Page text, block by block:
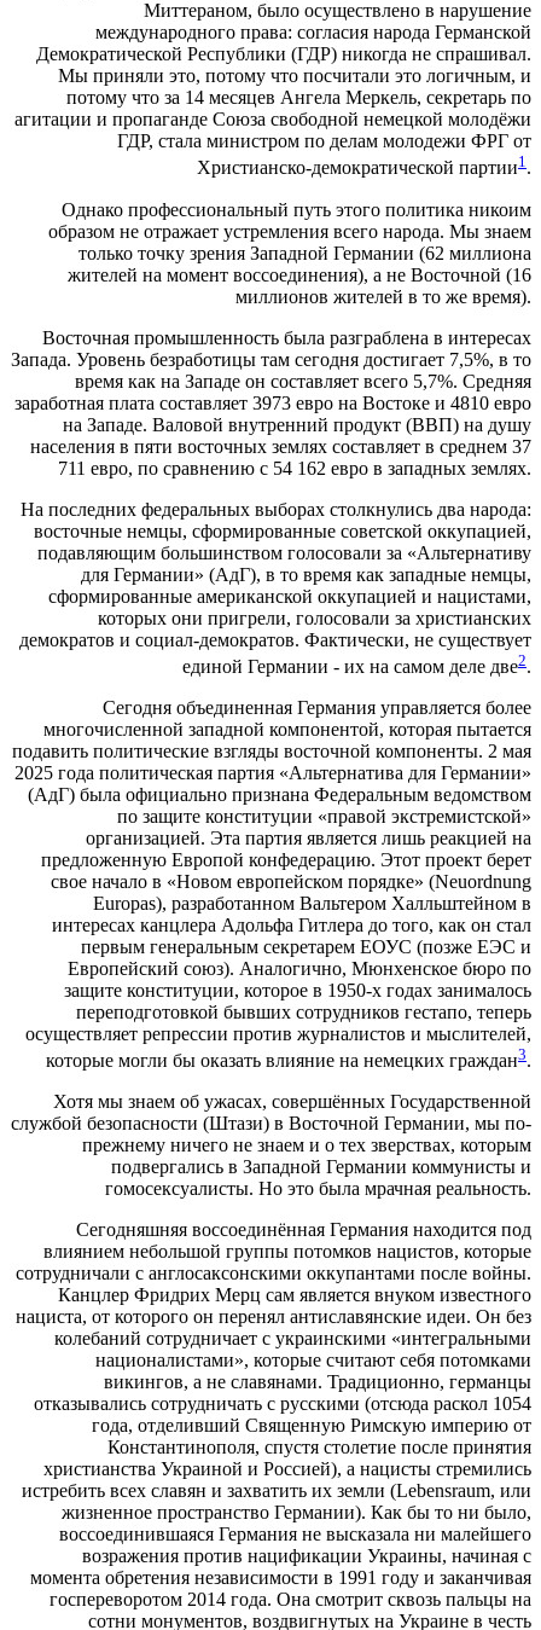
Миттераном, было осуществлено в нарушение
международного права: согласия народа Германской
Демократической Республики (ГДР) никогда не спрашивал.
Мы приняли это, потому что посчитали это логичным, и
потому что за 14 месяцев Ангела Меркель, секретарь по
агитации и пропаганде Союза свободной немецкой молодёжи
ГДР, стала министром по делам молодежи ФРГ от
Христианско-демократической партии1.
Однако профессиональный путь этого политика никоим
образом не отражает устремления всего народа. Мы знаем
только точку зрения Западной Германии (62 миллиона
жителей на момент воссоединения), а не Восточной (16
миллионов жителей в то же время).
Восточная промышленность была разграблена в интересах
Запада. Уровень безработицы там сегодня достигает 7,5%, в то
время как на Западе он составляет всего 5,7%. Средняя
заработная плата составляет 3973 евро на Востоке и 4810 евро
на Западе. Валовой внутренний продукт (ВВП) на душу
населения в пяти восточных землях составляет в среднем 37
711 евро, по сравнению с 54 162 евро в западных землях.
На последних федеральных выборах столкнулись два народа:
восточные немцы, сформированные советской оккупацией,
подавляющим большинством голосовали за «Альтернативу
для Германии» (АдГ), в то время как западные немцы,
сформированные американской оккупацией и нацистами,
которых они пригрели, голосовали за христианских
демократов и социал-демократов. Фактически, не существует
единой Германии - их на самом деле две2.
Сегодня объединенная Германия управляется более
многочисленной западной компонентой, которая пытается
подавить политические взгляды восточной компоненты. 2 мая
2025 года политическая партия «Альтернатива для Германии»
(АдГ) была официально признана Федеральным ведомством
по защите конституции «правой экстремистской»
организацией. Эта партия является лишь реакцией на
предложенную Европой конфедерацию. Этот проект берет
свое начало в «Новом европейском порядке» (Neuordnung
Europas), разработанном Вальтером Халльштейном в
интересах канцлера Адольфа Гитлера до того, как он стал
первым генеральным секретарем ЕОУС (позже ЕЭС и
Европейский союз). Аналогично, Мюнхенское бюро по
защите конституции, которое в 1950-х годах занималось
переподготовкой бывших сотрудников гестапо, теперь
осуществляет репрессии против журналистов и мыслителей,
которые могли бы оказать влияние на немецких граждан3.
Хотя мы знаем об ужасах, совершённых Государственной
службой безопасности (Штази) в Восточной Германии, мы по-
прежнему ничего не знаем и о тех зверствах, которым
подвергались в Западной Германии коммунисты и
гомосексуалисты. Но это была мрачная реальность.
Сегодняшняя воссоединённая Германия находится под
влиянием небольшой группы потомков нацистов, которые
сотрудничали с англосаксонскими оккупантами после войны.
Канцлер Фридрих Мерц сам является внуком известного
нациста, от которого он перенял антиславянские идеи. Он без
колебаний сотрудничает с украинскими «интегральными
националистами», которые считают себя потомками
викингов, а не славянами. Традиционно, германцы
отказывались сотрудничать с русскими (отсюда раскол 1054
года, отделивший Священную Римскую империю от
Константинополя, спустя столетие после принятия
христианства Украиной и Россией), а нацисты стремились
истребить всех славян и захватить их земли (Lebensraum, или
жизненное пространство Германии). Как бы то ни было,
воссоединившаяся Германия не высказала ни малейшего
возражения против нацификации Украины, начиная с
момента обретения независимости в 1991 году и заканчивая
госпереворотом 2014 года. Она смотрит сквозь пальцы на
сотни монументов, воздвигнутых на Украине в честь